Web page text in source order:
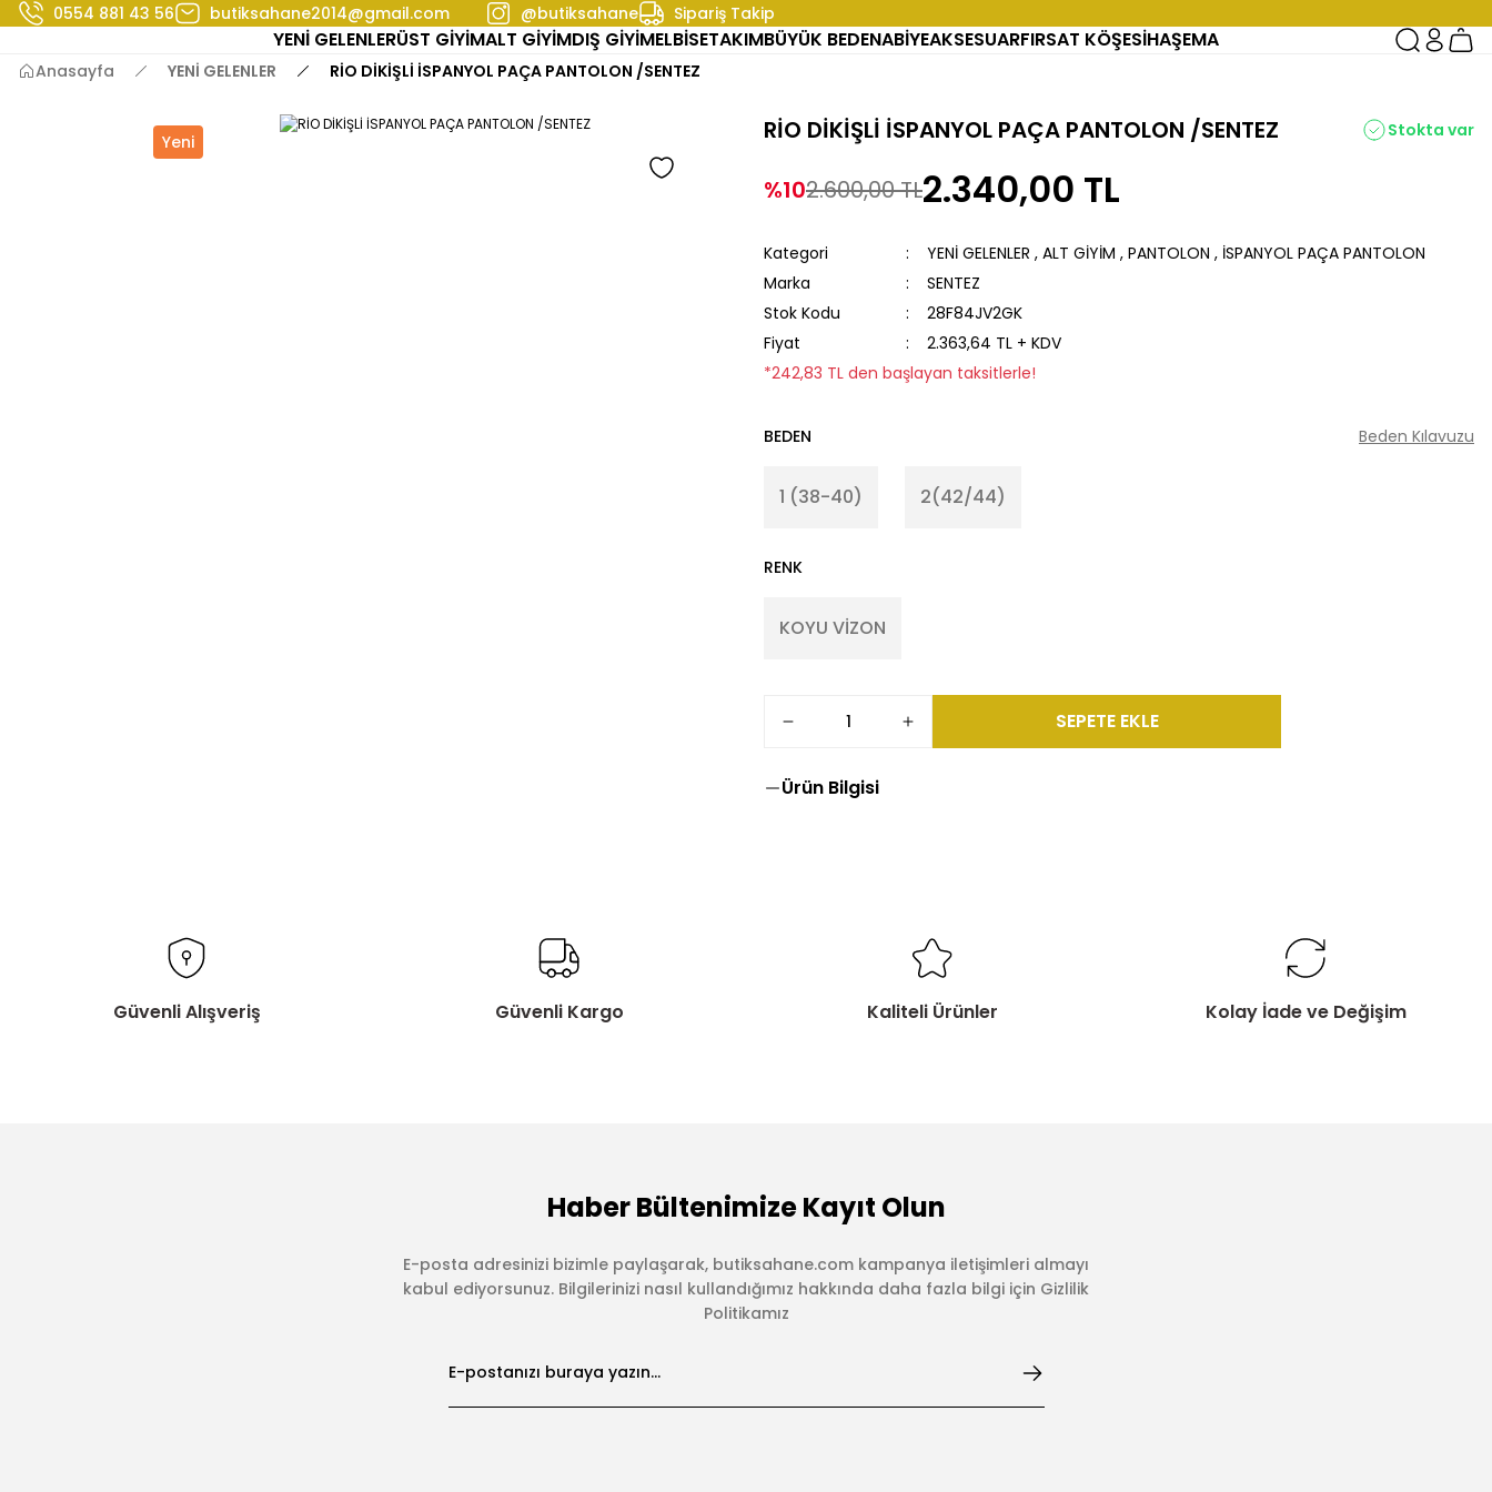
0554 881 43 56 butiksahane2014@gmail.com @butiksahane Sipariş Takip
YENİ GELENLERÜST GİYİMALT GİYİMDIŞ GİYİMELBİSETAKIMBÜYÜK BEDENABİYEAKSESUARFIRSAT KÖŞESİHAŞEMA
Anasayfa YENİ GELENLER RİO DİKİŞLİ İSPANYOL PAÇA PANTOLON /SENTEZ
Yeni RİO DİKİŞLİ İSPANYOL PAÇA PANTOLON /SENTEZ Stokta var
%102.600,00 TL2.340,00 TL
Kategori YENİ GELENLER , ALT GİYİM , PANTOLON , İSPANYOL PAÇA PANTOLON
Marka
SENTEZ
Stok Kodu
28F84JV2GK
Fiyat
2.363,64 TL + KDV
*242,83 TL den başlayan taksitlerle!
BEDEN
1 (38-40) 2(42/44)
RENK
KOYU VİZON
Beden Kılavuzu
SEPETE EKLE
Ürün Bilgisi
Güvenli Alışveriş Güvenli Kargo Kaliteli Ürünler Kolay İade ve Değişim
Haber Bültenimize Kayıt Olun
E-posta adresinizi bizimle paylaşarak, butiksahane.com kampanya iletişimleri almayı
kabul ediyorsunuz. Bilgilerinizi nasıl kullandığımız hakkında daha fazla bilgi için Gizlilik
Politikamız